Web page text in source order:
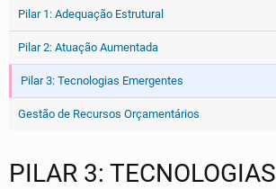
Pilar 1: Adequação Estrutural
Pilar 2: Atuação Aumentada
Pilar 3: Tecnologias Emergentes
Gestão de Recursos Orçamentários
PILAR 3: TECNOLOGIAS